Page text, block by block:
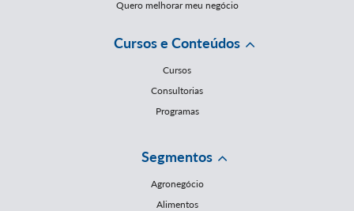
Quero melhorar meu negócio
Cursos e Conteúdos
Cursos
Consultorias
Programas
Segmentos
Agronegócio
Alimentos